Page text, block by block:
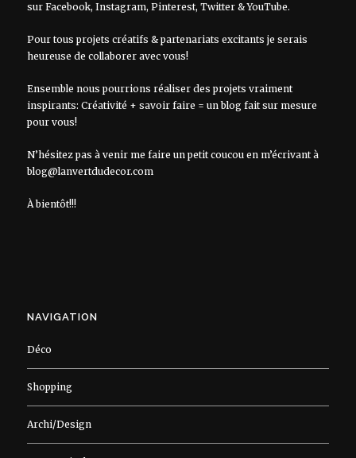
sur Facebook, Instagram, Pinterest, Twitter&YouTube.
Pour tous projets créatifs & partenariats excitants je serais
heureuse de collaborer avec vous!
Ensemble nous pourrions réaliser des projets vraiment
inspirants: Créativité + savoir faire = un blog fait sur mesure
pour vous!
N’hésitez pas à venir me faire un petit coucou en m’écrivant à
blog@lanvertdudecor.com
À bientôt!!!
NAVIGATION
Déco
Shopping
Archi/Design